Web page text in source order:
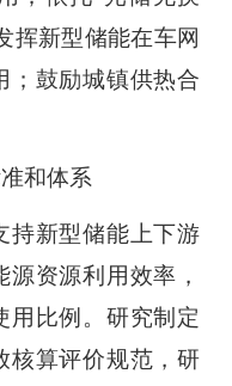
挥新型储能在车网
；鼓励城镇供热合
和体系
持新型储能上下游
资源利用效率，
用比例。研究制定
核算评价规范，研